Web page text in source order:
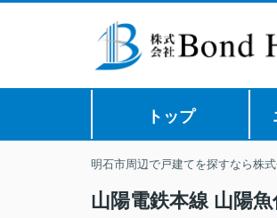
トップ
明石市周辺で戸建てを探すなら株
山陽電鉄本線 山陽